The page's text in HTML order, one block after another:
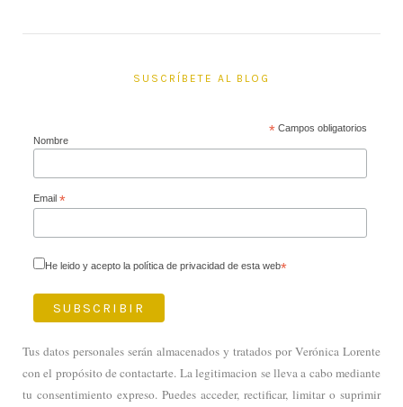
SUSCRÍBETE AL BLOG
*Campos obligatorios
Nombre
Email *
He leido y acepto la política de privacidad de esta web*
Tus datos personales serán almacenados y tratados por Verónica Lorente
con el propósito de contactarte. La legitimacion se lleva a cabo mediante
tu consentimiento expreso. Puedes acceder, rectificar, limitar o suprimir